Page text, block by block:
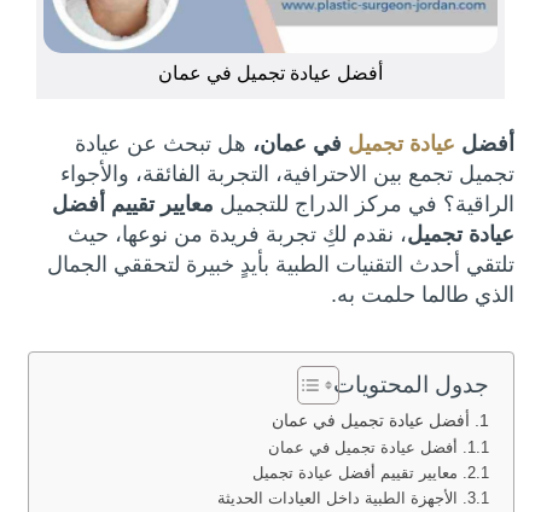
أفضل عيادة تجميل في عمان
أفضل عيادة تجميل في عمان، هل تبحث عن عيادة
تجميل تجمع بين الاحترافية، التجربة الفائقة، والأجواء
الراقية؟ في مركز الدراج للتجميل معايير تقييم أفضل
عيادة تجميل، نقدم لكِ تجربة فريدة من نوعها، حيث
تلتقي أحدث التقنيات الطبية بأيدٍ خبيرة لتحققي الجمال
الذي طالما حلمت به.
جدول المحتويات
أفضل عيادة تجميل في عمان
أفضل عيادة تجميل في عمان
معايير تقييم أفضل عيادة تجميل
الأجهزة الطبية داخل العيادات الحديثة